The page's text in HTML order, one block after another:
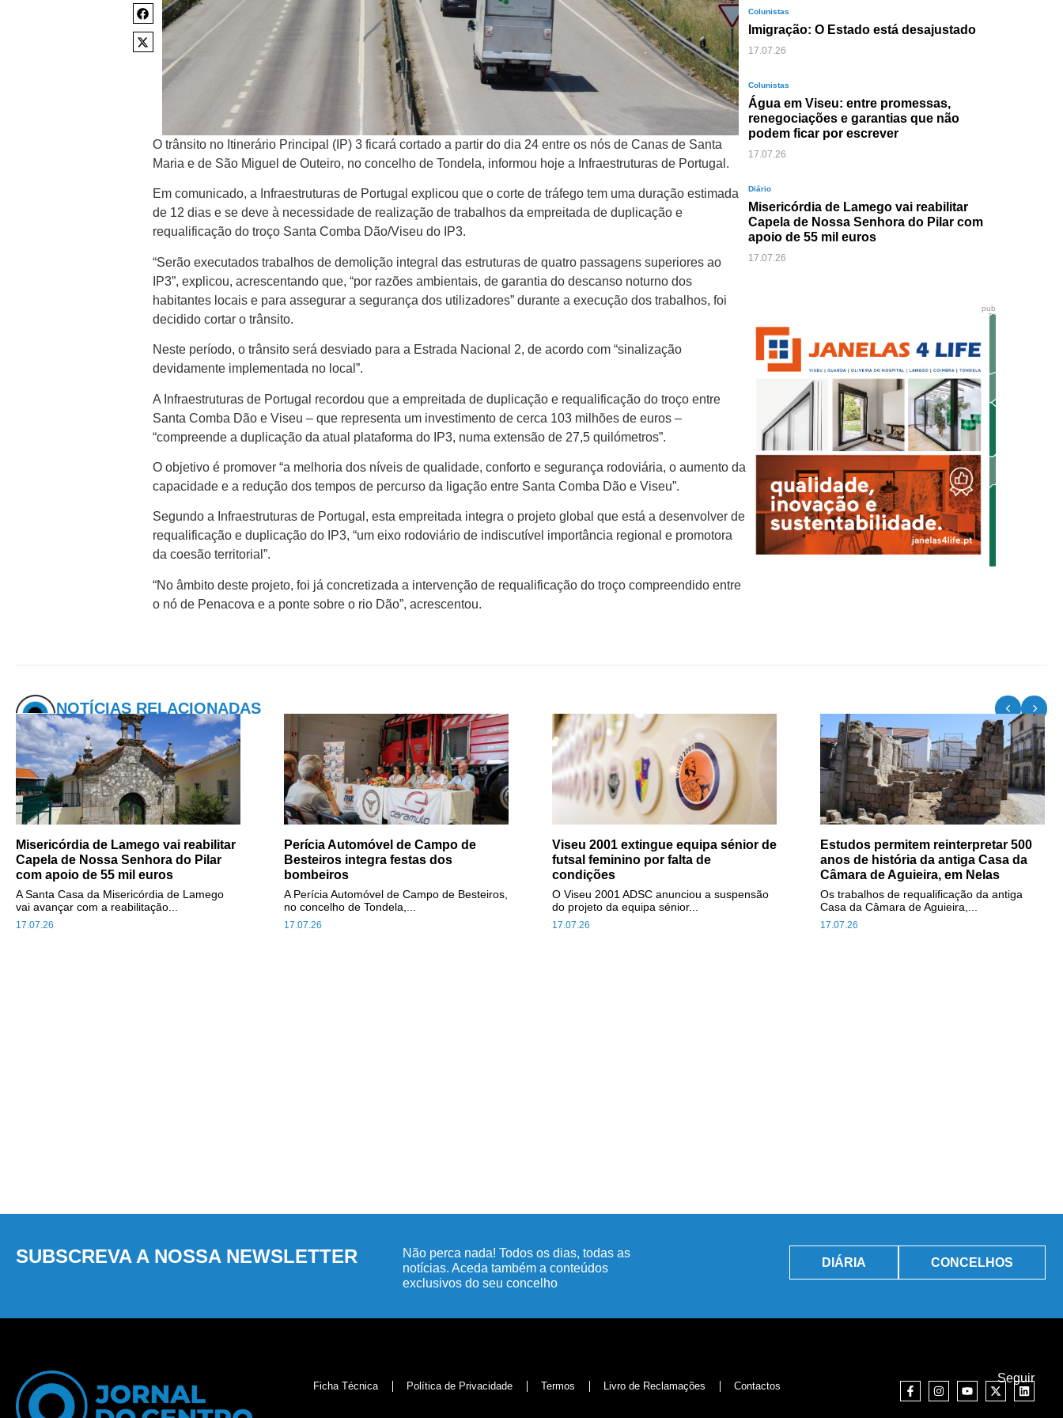
O trânsito no Itinerário Principal (IP) 3 ficará cortado a partir do dia 24 entre os nós de Canas de Santa
Maria e de São Miguel de Outeiro, no concelho de Tondela, informou hoje a Infraestruturas de Portugal.
Em comunicado, a Infraestruturas de Portugal explicou que o corte de tráfego tem uma duração estimada
de 12 dias e se deve à necessidade de realização de trabalhos da empreitada de duplicação e
requalificação do troço Santa Comba Dão/Viseu do IP3.
“Serão executados trabalhos de demolição integral das estruturas de quatro passagens superiores ao
IP3”, explicou, acrescentando que, “por razões ambientais, de garantia do descanso noturno dos
habitantes locais e para assegurar a segurança dos utilizadores” durante a execução dos trabalhos, foi
decidido cortar o trânsito.
Neste período, o trânsito será desviado para a Estrada Nacional 2, de acordo com “sinalização
devidamente implementada no local”.
A Infraestruturas de Portugal recordou que a empreitada de duplicação e requalificação do troço entre
Santa Comba Dão e Viseu – que representa um investimento de cerca 103 milhões de euros –
“compreende a duplicação da atual plataforma do IP3, numa extensão de 27,5 quilómetros”.
O objetivo é promover “a melhoria dos níveis de qualidade, conforto e segurança rodoviária, o aumento da
capacidade e a redução dos tempos de percurso da ligação entre Santa Comba Dão e Viseu”.
Segundo a Infraestruturas de Portugal, esta empreitada integra o projeto global que está a desenvolver de
requalificação e duplicação do IP3, “um eixo rodoviário de indiscutível importância regional e promotora
da coesão territorial”.
“No âmbito deste projeto, foi já concretizada a intervenção de requalificação do troço compreendido entre
o nó de Penacova e a ponte sobre o rio Dão”, acrescentou.
Colunistas
Imigração: O Estado está desajustado
17.07.26
Colunistas
Água em Viseu: entre promessas,
renegociações e garantias que não
podem ficar por escrever
17.07.26
Diário
Misericórdia de Lamego vai reabilitar
Capela de Nossa Senhora do Pilar com
apoio de 55 mil euros
17.07.26
pub
NOTÍCIAS RELACIONADAS
Misericórdia de Lamego vai reabilitar
Capela de Nossa Senhora do Pilar
com apoio de 55 mil euros
17.07.26
A Santa Casa da Misericórdia de Lamego
vai avançar com a reabilitação...
Perícia Automóvel de Campo de
Besteiros integra festas dos
bombeiros
17.07.26
A Perícia Automóvel de Campo de Besteiros,
no concelho de Tondela,...
Viseu 2001 extingue equipa sénior de
futsal feminino por falta de
condições
17.07.26
O Viseu 2001 ADSC anunciou a suspensão
do projeto da equipa sénior...
Estudos permitem reinterpretar 500
anos de história da antiga Casa da
Câmara de Aguieira, em Nelas
17.07.26
Os trabalhos de requalificação da antiga
Casa da Câmara de Aguieira,...
SUBSCREVA A NOSSA NEWSLETTER
Não perca nada! Todos os dias, todas as
notícias. Aceda também a conteúdos
exclusivos do seu concelho
DIÁRIA CONCELHOS
Ficha Técnica Política de Privacidade Termos Livro de Reclamações Contactos
Seguir